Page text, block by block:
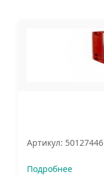
Артикул: 50127446
Подробнее